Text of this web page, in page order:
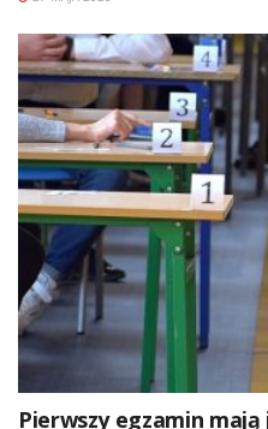
Pierwszy egzamin mają